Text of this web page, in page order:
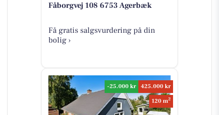
Fåborgvej 108 6753 Agerbæk
Få gratis salgsvurdering på din
bolig ›
-25.000 kr
425.000 kr
120 m2